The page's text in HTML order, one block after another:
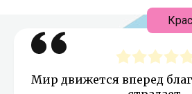
Мир движется вперед